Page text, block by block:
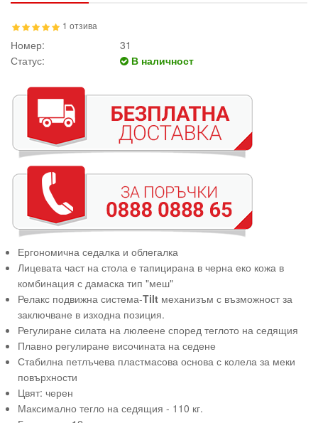
1 отзива
Номер:
31
Статус:
В наличност
Ергономична седалка и облегалка
Лицевата част на стола е тапицирана в черна еко кожа в
комбинация с дамаска тип "меш"
Релакс подвижна система-Tilt механизъм с възможност за
заключване в изходна позиция.
Регулиране силата на люлеене според теглото на седящия
Плавно регулиране височината на седене
Стабилна петлъчева пластмасова основа с колела за меки
повърхности
Цвят: черен
Максимално тегло на седящия - 110 кг.